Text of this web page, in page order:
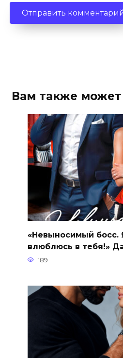
Вам также может
«Невыносимый босс.
влюблюсь в тебя!»
189